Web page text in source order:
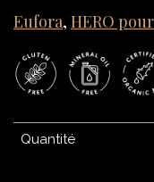
Eufora, HERO
Quantité